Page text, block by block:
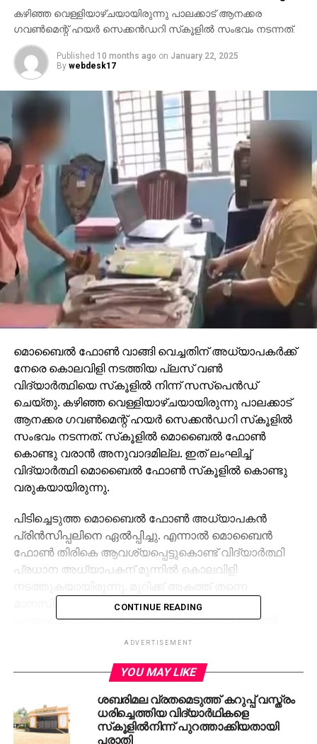
കഴിഞ്ഞ വെള്ളിയാഴ്ചയായിരുന്നു പാലക്കാട് ആനക്കര
ഗവണ്‍മെന്റ് ഹയര്‍ സെക്കന്‍ഡറി സ്‌കൂളില്‍ സംഭവം നടന്നത്.
Published 10 months ago on January 22, 2025
By webdesk17
മൊബൈല്‍ ഫോണ്‍ വാങ്ങി വെച്ചതിന് അധ്യാപകര്‍ക്ക്
നേരെ കൊലവിളി നടത്തിയ പ്ലസ് വണ്‍
വിദ്യാര്‍ത്ഥിയെ സ്‌കൂളില്‍ നിന്ന് സസ്‌പെന്‍ഡ്
ചെയ്തു. കഴിഞ്ഞ വെള്ളിയാഴ്ചയായിരുന്നു പാലക്കാട്
ആനക്കര ഗവണ്‍മെന്റ് ഹയര്‍ സെക്കന്‍ഡറി സ്‌കൂളില്‍
സംഭവം നടന്നത്. സ്‌കൂളില്‍ മൊബൈല്‍ ഫോണ്‍
കൊണ്ടു വരാന്‍ അനുവാദമില്ല. ഇത് ലംഘിച്ച്
വിദ്യാര്‍ത്ഥി മൊബൈല്‍ ഫോണ്‍ സ്‌കൂളില്‍ കൊണ്ടു
വരുകയായിരുന്നു.
പിടിച്ചെടുത്ത മൊബൈല്‍ ഫോണ്‍ അധ്യാപകന്‍
പ്രിന്‍സിപ്പലിനെ ഏല്‍പ്പിച്ചു. എന്നാല്‍ മൊബൈന്‍
ഫോണ്‍ തിരികെ ആവശ്യപ്പെട്ടുകൊണ്ട് വിദ്യാര്‍ത്ഥി
പ്രധാന അധ്യാപകന് മുന്നില്‍ കൊലവിളി
മാനസികമായി പീഡിപ്പിച്ചുവെന്ന് നാട്ടുകാരോട്
പറയുമെന്നായിരുന്നു ആദ്യം വിദ്യാര്‍ത്ഥി ഭീഷണി
ദൃശ്യങ്ങളും പ്രചരിപ്പിക്കുമെന്നും വിദ്യാര്‍ത്ഥി
പറഞ്ഞു. എന്നാല്‍ ഫോണ്‍ തിരികെ നല്‍കുന്നില്ലെന്ന്
കണ്ടതോടെ പുറത്ത് ഇറങ്ങിയാല്‍ കാണിച്ച്
തരാമെന്നായിരുന്നു പ്രധാന അധ്യാപകനു നേരെ
വിദ്യാര്‍ത്ഥിയുടെ ഭീഷണി. പുറത്ത് ഇറങ്ങിയാല്‍ എന്ത്
CONTINUE READING
ADVERTISEMENT
YOU MAY LIKE
ശബരിമല വ്രതമെടുത്ത് കറുപ്പ് വസ്ത്രം
ധരിച്ചെത്തിയ വിദ്യാര്‍ഥികളെ
സ്‌കൂളില്‍നിന്ന് പുറത്താക്കിയതായി
പരാതി